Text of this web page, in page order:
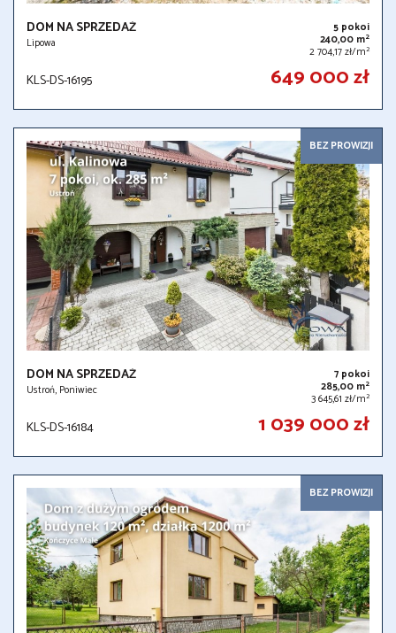
DOM NA SPRZEDAŻ
Lipowa
5 pokoi
240,00 m2
2 704,17 zł/m2
KLS-DS-16195 649 000 zł
BEZ PROWIZJI
DOM NA SPRZEDAŻ
Ustroń, Poniwiec
7 pokoi
285,00 m2
3 645,61 zł/m2
KLS-DS-16184 1 039 000 zł
BEZ PROWIZJI